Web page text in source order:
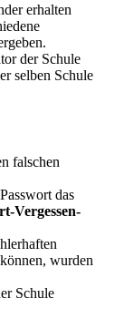
erhalten
der Schule
selben Schule
falschen
das
Vergessen-
wurden
Schule